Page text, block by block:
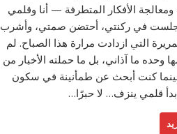
ومعالجة الأفكار المتطرفة — أنا وقلمي
في ركنتي، أحتضن صمتي، وأشرب
التي ازدادت مرارة هذا الصباح. لم
وحده ما آذاني، بل ما حملته الأخبار من
كنت أبحث عن طمأنينة في سكون
قلمي ينزف… لا حبرًا…